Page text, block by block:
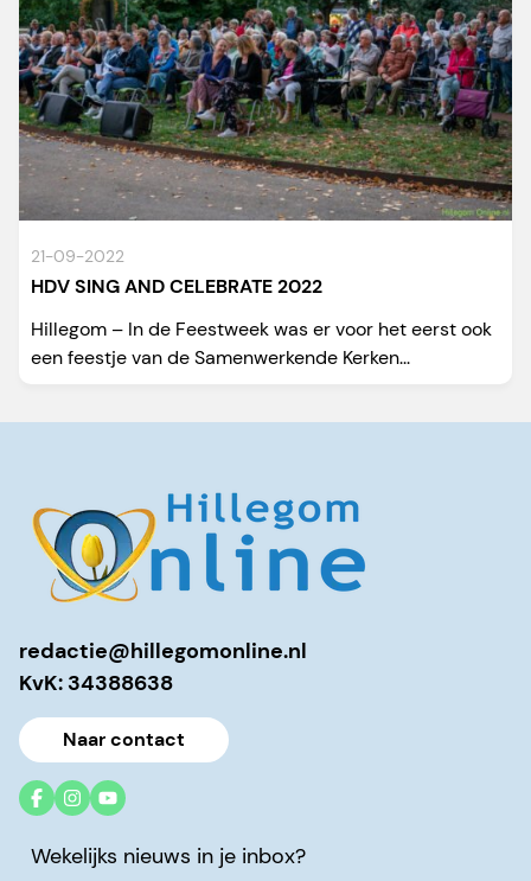
21-09-2022
HDV SING AND CELEBRATE 2022
Hillegom – In de Feestweek was er voor het eerst ook
een feestje van de Samenwerkende Kerken...
redactie@hillegomonline.nl
KvK: 34388638
Naar contact
Wekelijks nieuws in je inbox?